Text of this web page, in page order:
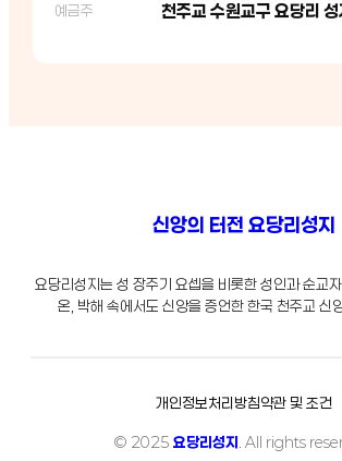
예금주 천주교 수원교구 요당리 성
신앙의 터전 요당리성지
요당리성지는 성 장주기 요셉을 비롯한 성인과 순교
온, 박해 속에서도 신앙을 증언한 한국 천주교 신
개인정보처리방침약관 및 조건
© 2025 요당리성지 . All rights